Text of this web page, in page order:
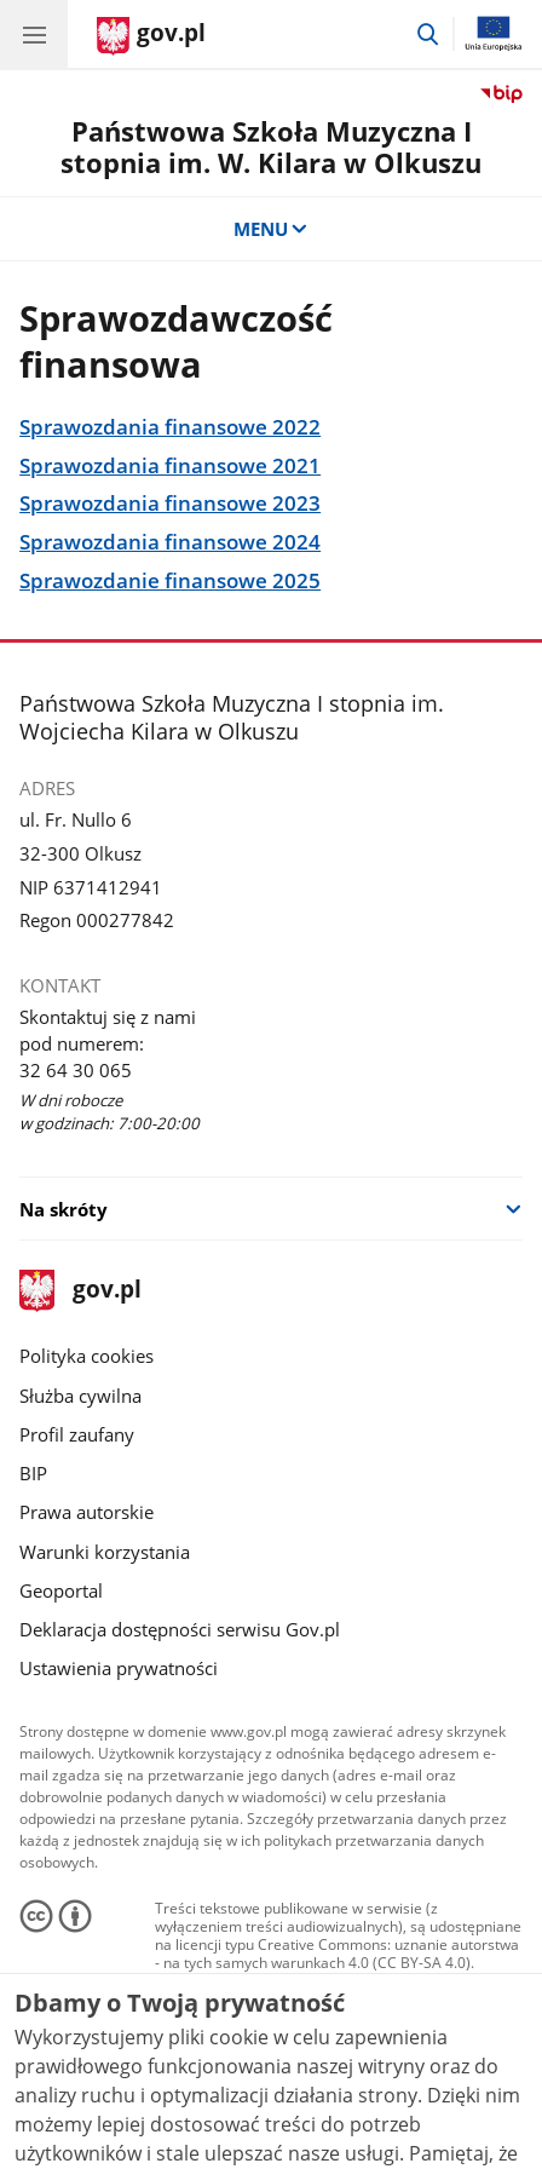
gov.pl
przejdź
Państwowa Szkoła Muzyczna I
stopnia im. W. Kilara w Olkuszu
MENU
Sprawozdawczość
finansowa
Sprawozdania finansowe 2022
Sprawozdania finansowe 2021
Sprawozdania finansowe 2023
Sprawozdania finansowe 2024
Sprawozdanie finansowe 2025
stopka
Państwowa Szkoła Muzyczna I stopnia im.
Wojciecha Kilara w Olkuszu
ADRES
ul. Fr. Nullo 6
32-300 Olkusz
NIP 6371412941
Regon 000277842
KONTAKT
Skontaktuj się z nami
pod numerem:
32 64 30 065
W dni robocze
w godzinach: 7:00-20:00
Na skróty
stopka
gov.pl
Strona
gov.pl
gov.pl
Polityka cookies
Służba cywilna
Profil zaufany
BIP
Prawa autorskie
Warunki korzystania
Geoportal
Deklaracja dostępności serwisu Gov.pl
Ustawienia prywatności
Strony dostępne w domenie www.gov.pl mogą zawierać adresy skrzynek
mailowych. Użytkownik korzystający z odnośnika będącego adresem e-
mail zgadza się na przetwarzanie jego danych (adres e-mail oraz
dobrowolnie podanych danych w wiadomości) w celu przesłania
odpowiedzi na przesłane pytania. Szczegóły przetwarzania danych przez
każdą z jednostek znajdują się w ich politykach przetwarzania danych
osobowych.
Treści tekstowe publikowane w serwisie (z
wyłączeniem treści audiowizualnych), są udostępniane
na licencji typu Creative Commons: uznanie autorstwa
- na tych samych warunkach 4.0 (CC BY-SA 4.0).
Materiały audiowizualne, w tym zdjęcia, materiały
audio i wideo, są udostępniane na licencji typu
Creative Commons: uznanie autorstwa użycie
niekomercyjne - bez utworów zależnych 4.0 (CC BY-
NC-ND 4.0), o ile nie jest to stwierdzone inaczej.
Dbamy o Twoją prywatność
Wykorzystujemy pliki cookie w celu zapewnienia
prawidłowego funkcjonowania naszej witryny oraz do
analizy ruchu i optymalizacji działania strony. Dzięki nim
możemy lepiej dostosować treści do potrzeb
użytkowników i stale ulepszać nasze usługi. Pamiętaj, że